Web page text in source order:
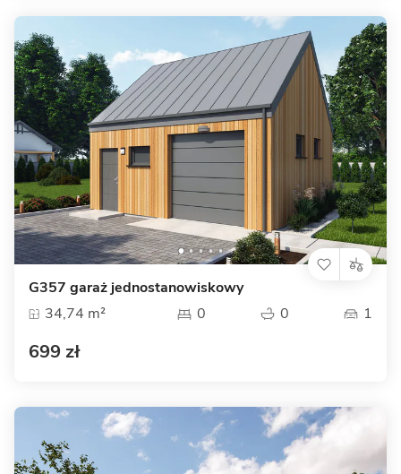
G357 garaż jednostanowiskowy
34,74 m²
0 0 1
699 zł